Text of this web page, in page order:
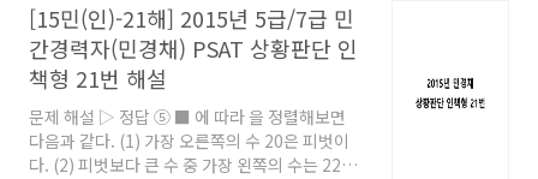
채) PSAT 상황판단 인책형 22번 해설 문제 해설
▷ 정답 ③ ㄱ. (O) 거짓말 탐지기의 정확도가
80%이므로 100건 중 20건에 대해 옳지 않은 판
단을 내릴 가능성이 가장 높다. ㄴ. (O) 100건 중
참인 진술은 20건, 거짓인 진술은 80건이다.
topgemstone.co.kr
[15민(인)-21해] 2015년 5급/7급 민
간경력자(민경채) PSAT 상황판단 인
책형 21번 해설
문제 해설 ▷ 정답 ⑤ ■ 에 따라 을 정렬해보면
다음과 같다. (1) 가장 오른쪽의 수 20은 피벗이
다. (2) 피벗보다 큰 수 중 가장 왼쪽의 수는 22이